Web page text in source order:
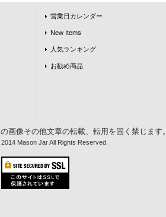
営業日カレンダー
New Items
人気ランキング
お勧め商品
画像その他文章の転載、転用を固く禁じます。
Mason Jar All Rights Reserved.